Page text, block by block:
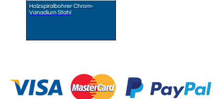
Holzspiralbohrer Chrom-
Vanadium Stahl